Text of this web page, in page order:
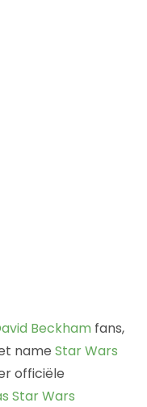
Beckham fans,
name Star Wars
officiële
Star Wars